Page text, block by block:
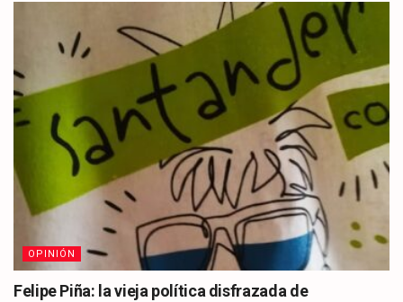
OPINIÓN
Felipe Piña: la vieja política disfrazada de